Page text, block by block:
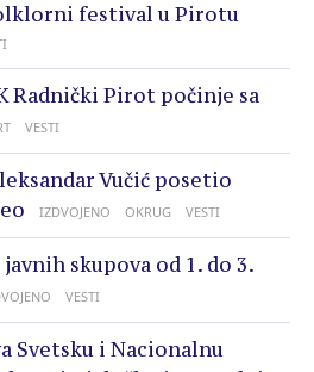
festival u Pirotu
Radnički Pirot počinje sa
VESTI
Vučić posetio
IZDVOJENO OKRUG VESTI
skupova od 1. do 3.
VESTI
Svetsku i Nacionalnu